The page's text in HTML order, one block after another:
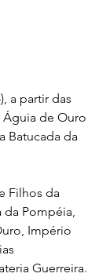
a partir das
Águia de Ouro
Batucada da
Filhos da
da Pompéia,
Império
Guerreira.